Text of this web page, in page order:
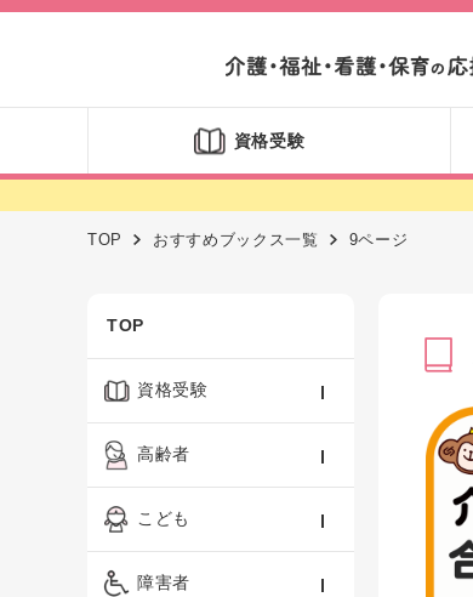
資格受験
TOP おすすめブックス一覧 9ページ
TOP
資格受験
ケアマネジャー
精神保健福祉士
高齢者
認知症ケア・介護技術
ーシャルワーク
こども
保育・教育／発達障害
障害者